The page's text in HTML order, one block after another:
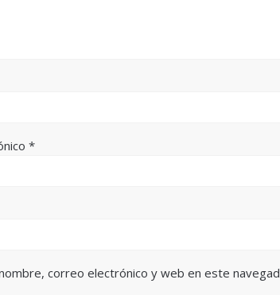
*
correo electrónico y web en este